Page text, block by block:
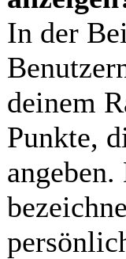
In der
deinem
Punkte,